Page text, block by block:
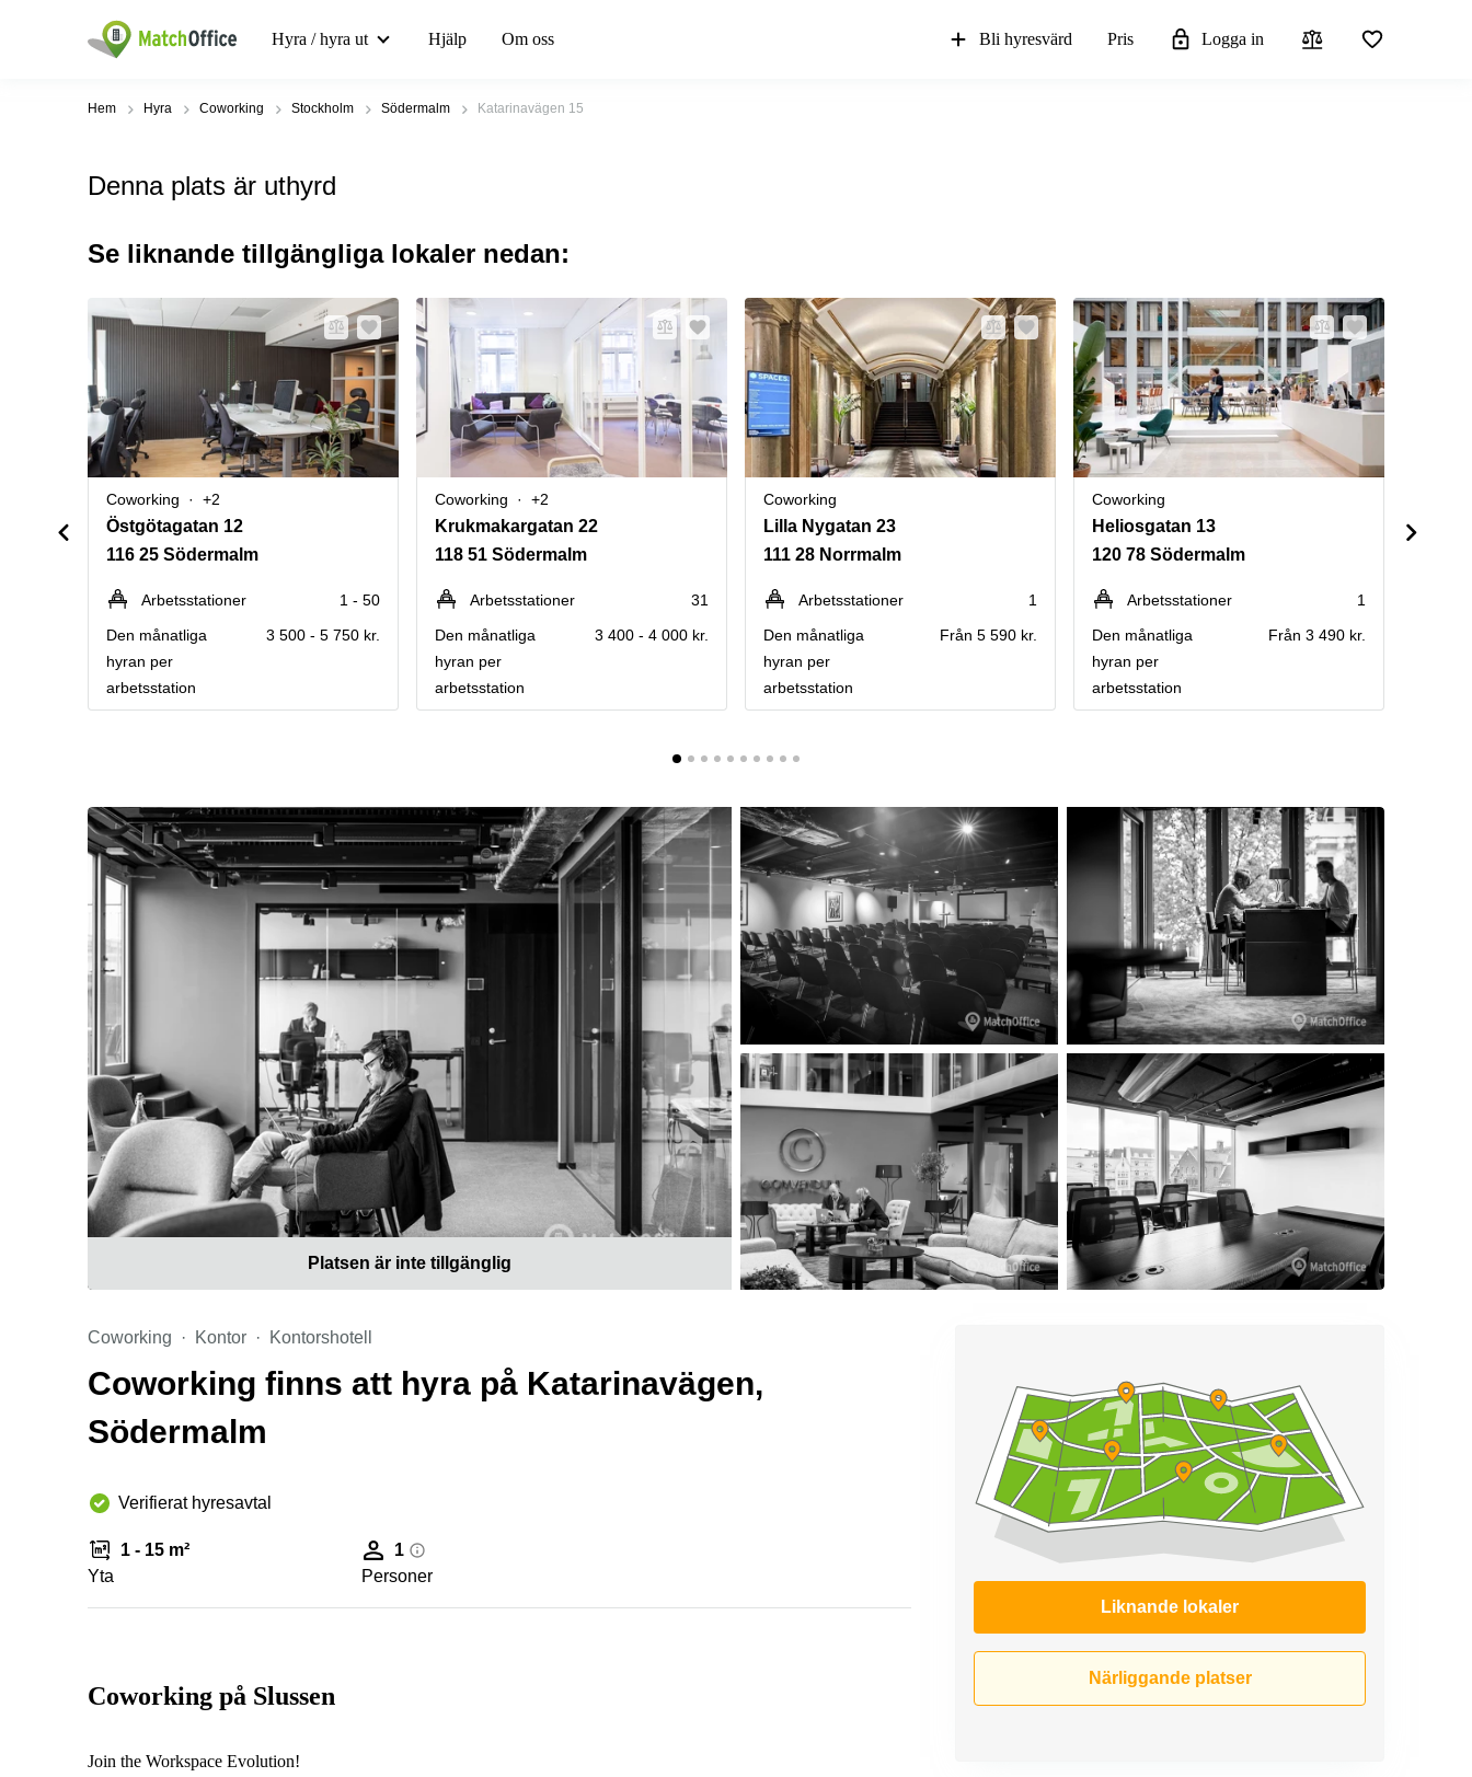
Hyra / hyra ut Hjälp Om oss Bli hyresvärd Pris Logga in
Hem Hyra Coworking Stockholm Södermalm Katarinavägen 15
Denna plats är uthyrd
Se liknande tillgängliga lokaler nedan:
Coworking +2
Östgötagatan 12
116 25 Södermalm
Arbetsstationer
1 - 50
Den månatliga
hyran per
arbetsstation
3 500 - 5 750 kr.
Coworking +2
Krukmakargatan 22
118 51 Södermalm
Arbetsstationer
31
Den månatliga
hyran per
arbetsstation
3 400 - 4 000 kr.
Coworking
Lilla Nygatan 23
111 28 Norrmalm
Arbetsstationer
1
Den månatliga
hyran per
arbetsstation
Från 5 590 kr.
Coworking
Heliosgatan 13
120 78 Södermalm
Arbetsstationer
1
Den månatliga
hyran per
arbetsstation
Från 3 490 kr.
Platsen är inte tillgänglig
Coworking Kontor Kontorshotell
Coworking finns att hyra på Katarinavägen,
Södermalm
Verifierat hyresavtal
1 - 15 m²
Yta
1
Personer
Liknande lokaler
Närliggande platser
Coworking på Slussen
Join the Workspace Evolution!